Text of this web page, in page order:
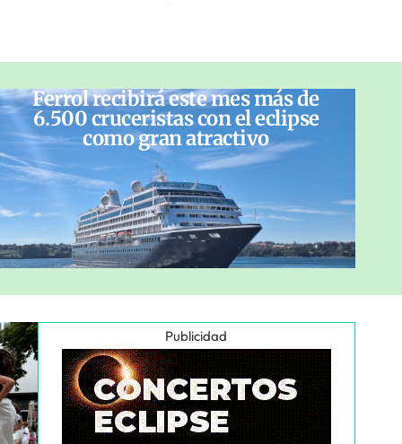
Ferrol recibirá este mes más de
6.500 cruceristas con el eclipse
como gran atractivo
Publicidad